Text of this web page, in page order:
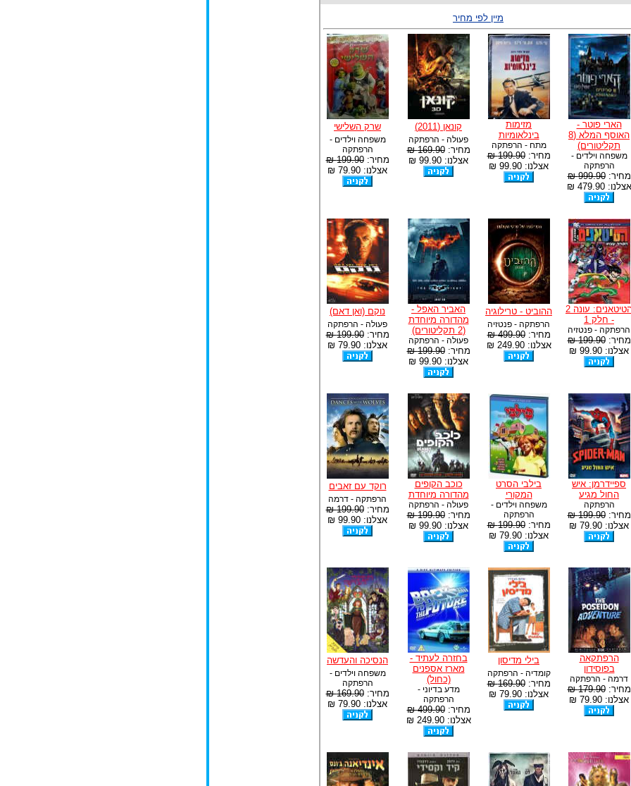
מיין לפי מחיר
הארי פוטר -
האוסף המלא (8
תקליטורים)
משפחה וילדים -
הרפתקה
מחיר:999.90 ₪
אצלנו: 479.90 ₪
מזימות
בינלאומיות
מתח - הרפתקה
מחיר:199.90 ₪
אצלנו: 99.90 ₪
קונאן (2011)
פעולה - הרפתקה
מחיר:169.90 ₪
אצלנו: 99.90 ₪
שרק השלישי
משפחה וילדים -
הרפתקה
מחיר:199.90 ₪
אצלנו: 79.90 ₪
הטיטאנים: עונה 2
- חלק 1
הרפתקה - פנטזיה
מחיר:199.90 ₪
אצלנו: 99.90 ₪
ההוביט - טרילוגיה
הרפתקה - פנטזיה
מחיר:499.90 ₪
אצלנו: 249.90 ₪
האביר האפל -
מהדורה מיוחדת
(2 תקליטורים)
פעולה - הרפתקה
מחיר:199.90 ₪
אצלנו: 99.90 ₪
נוקם (ואן דאם)
פעולה - הרפתקה
מחיר:199.90 ₪
אצלנו: 79.90 ₪
ספיידרמן: איש
החול מגיע
הרפתקה
מחיר:199.90 ₪
אצלנו: 79.90 ₪
בילבי הסרט
המקורי
משפחה וילדים -
הרפתקה
מחיר:199.90 ₪
אצלנו: 79.90 ₪
כוכב הקופים
מהדורה מיוחדת
פעולה - הרפתקה
מחיר:199.90 ₪
אצלנו: 99.90 ₪
רוקד עם זאבים
הרפתקה - דרמה
מחיר:199.90 ₪
אצלנו: 99.90 ₪
הרפתקאה
בפוסידון
דרמה - הרפתקה
מחיר:179.90 ₪
אצלנו: 79.90 ₪
בילי מדיסון
קומדיה - הרפתקה
מחיר:169.90 ₪
אצלנו: 79.90 ₪
בחזרה לעתיד -
מארז אספנים
(כחול)
מדע בדיוני -
הרפתקה
מחיר:499.90 ₪
אצלנו: 249.90 ₪
הנסיכה והעדשה
משפחה וילדים -
הרפתקה
מחיר:169.90 ₪
אצלנו: 79.90 ₪